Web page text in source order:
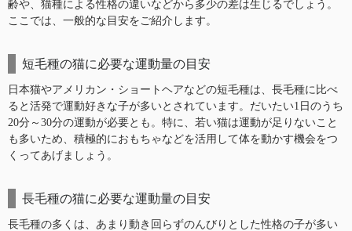
齢や、猫種による性格の違いなどから多少の差は生じるでしょう。
ここでは、一般的な目安をご紹介します。
短毛種の猫に必要な運動量の目安
日本猫やアメリカン・ショートヘアなどの短毛種は、長毛種に比べ
ると活発で運動好きな子が多いとされています。だいたい1日のうち
20分～30分の運動が必要とも。特に、若い猫は運動が足りないこと
も多いため、積極的におもちゃなどを活用して体を動かす機会をつ
くってあげましょう。
長毛種の猫に必要な運動量の目安
長毛種の多くは、あまり動き回らずのんびりとした性格の子が多い